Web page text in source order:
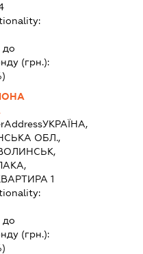
до
(грн.):
УКРАЇНА,
ОБЛ.,
1
до
(грн.):